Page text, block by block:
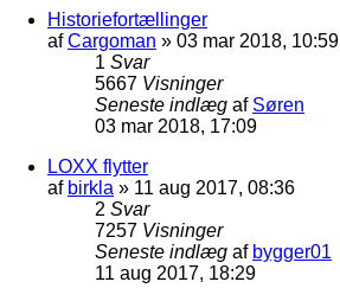
Historiefortællinger
afCargoman » 03 mar 2018, 10:59
1 Svar
5667 Visninger
Seneste indlæg af Søren
03 mar 2018, 17:09
LOXX flytter
af birkla » 11 aug 2017, 08:36
2 Svar
7257 Visninger
Seneste indlæg af bygger01
11 aug 2017, 18:29